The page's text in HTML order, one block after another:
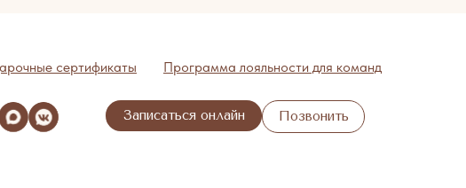
Программа лояльности для команд
сертификаты
Записаться онлайн Позвонить